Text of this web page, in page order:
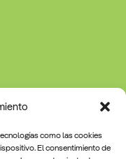
como las cookies
El consentimiento de